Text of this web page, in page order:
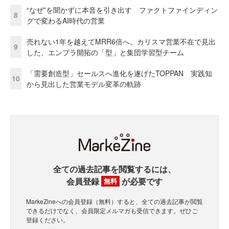
8
“なぜ”を聞かずに本音を引き出す ファクトファインディン
グで変わるAI時代の営業
9
売れない1年を越えてMRR6倍へ。カリスマ営業不在で見出
した、エンプラ開拓の「型」と集団学習型チーム
10
「需要創造型」セールスへ進化を遂げたTOPPAN 実践知
から見出した営業モデル変革の軌跡
全ての過去記事を閲覧するには、
会員登録 無料 が必要です
MarkeZineへの会員登録（無料）すると、全ての過去記事が閲覧
できるだけでなく、会員限定メルマガも受信できます。ぜひご
登録ください。